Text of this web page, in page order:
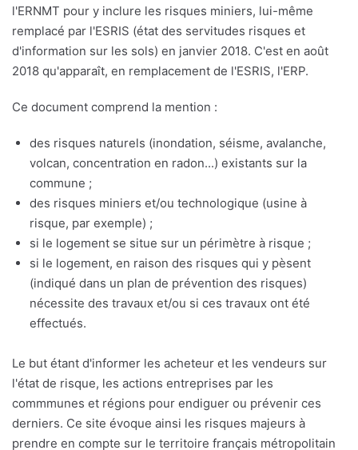
l'ERNMT pour y inclure les risques miniers, lui-même
remplacé par l'ESRIS (état des servitudes risques et
d'information sur les sols) en janvier 2018. C'est en août
2018 qu'apparaît, en remplacement de l'ESRIS, l'ERP.
Ce document comprend la mention :
des risques naturels (inondation, séisme, avalanche,
volcan, concentration en radon...) existants sur la
commune ;
des risques miniers et/ou technologique (usine à
risque, par exemple) ;
si le logement se situe sur un périmètre à risque ;
si le logement, en raison des risques qui y pèsent
(indiqué dans un plan de prévention des risques)
nécessite des travaux et/ou si ces travaux ont été
effectués.
Le but étant d'informer les acheteur et les vendeurs sur
l'état de risque, les actions entreprises par les
commmunes et régions pour endiguer ou prévenir ces
derniers. Ce site évoque ainsi les risques majeurs à
prendre en compte sur le territoire français métropolitain